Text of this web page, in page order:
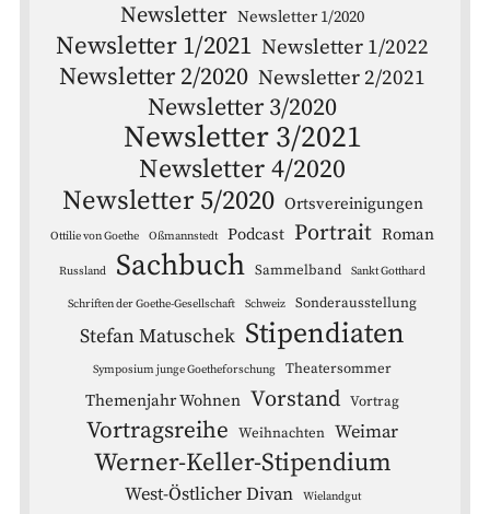
Newsletter Newsletter 1/2020
Newsletter 1/2021 Newsletter 1/2022
Newsletter 2/2020 Newsletter 2/2021
Newsletter 3/2020
Newsletter 3/2021
Newsletter 4/2020
Newsletter 5/2020 Ortsvereinigungen
Ottilie von Goethe Oßmannstedt Podcast Portrait Roman
Russland Sachbuch Sammelband Sankt Gotthard
Schriften der Goethe-Gesellschaft Schweiz Sonderausstellung
Stefan Matuschek Stipendiaten
Symposium junge Goetheforschung Theatersommer
Themenjahr Wohnen Vorstand Vortrag
Vortragsreihe Weihnachten Weimar
Werner-Keller-Stipendium
West-Östlicher Divan Wielandgut